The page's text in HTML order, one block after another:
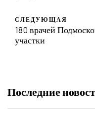
СЛЕДУЮЩАЯ
180 врачей
участки
Последние